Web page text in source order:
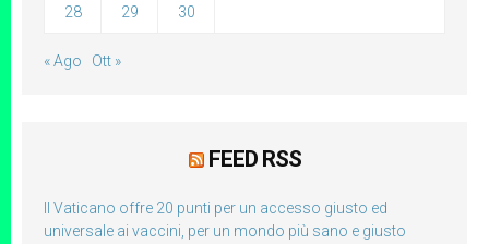
28 29 30
« Ago Ott »
FEED RSS
Il Vaticano offre 20 punti per un accesso giusto ed
universale ai vaccini, per un mondo più sano e giusto